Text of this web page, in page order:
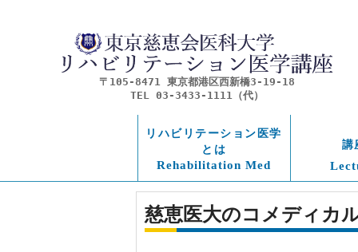
〒105-8471 東京都港区西新橋3-19-18
TEL 03-3433-1111（代）
リハビリテーション医学
とは
Rehabilitation Med
講
慈恵医大のコメディカ